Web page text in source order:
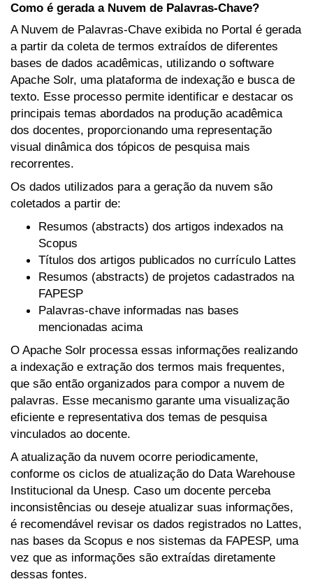
Como é gerada a Nuvem de Palavras-Chave?
A Nuvem de Palavras-Chave exibida no Portal é gerada
a partir da coleta de termos extraídos de diferentes
bases de dados acadêmicas, utilizando o software
Apache Solr, uma plataforma de indexação e busca de
texto. Esse processo permite identificar e destacar os
principais temas abordados na produção acadêmica
dos docentes, proporcionando uma representação
visual dinâmica dos tópicos de pesquisa mais
recorrentes.
Os dados utilizados para a geração da nuvem são
coletados a partir de:
Resumos (abstracts) dos artigos indexados na
Scopus
Títulos dos artigos publicados no currículo Lattes
Resumos (abstracts) de projetos cadastrados na
FAPESP
Palavras-chave informadas nas bases
mencionadas acima
O Apache Solr processa essas informações realizando
a indexação e extração dos termos mais frequentes,
que são então organizados para compor a nuvem de
palavras. Esse mecanismo garante uma visualização
eficiente e representativa dos temas de pesquisa
vinculados ao docente.
A atualização da nuvem ocorre periodicamente,
conforme os ciclos de atualização do Data Warehouse
Institucional da Unesp. Caso um docente perceba
inconsistências ou deseje atualizar suas informações,
é recomendável revisar os dados registrados no Lattes,
nas bases da Scopus e nos sistemas da FAPESP, uma
vez que as informações são extraídas diretamente
dessas fontes.